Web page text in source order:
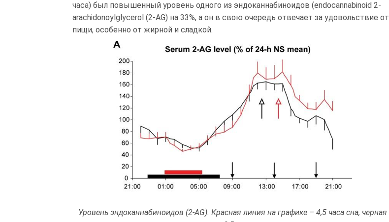
часа) был повышенный уровень одного из эндоканнабиноидов (endocannabinoid 2-
arachidonoylglycerol (2-AG) на 33%, а он в свою очередь отвечает за удовольствие от
пищи, особенно от жирной и сладкой.
Уровень эндоканнабиноидов (2-AG). Красная линия на графике – 4,5 часа сна, черная